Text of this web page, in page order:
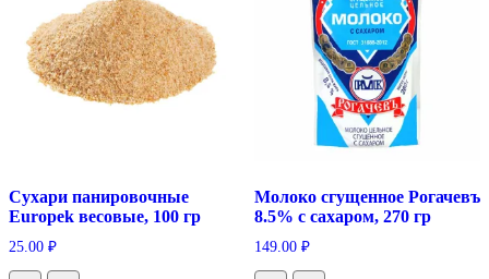
Сухари панировочные
Europek весовые, 100 гр
25.00 ₽
Молоко сгущенное Рогачевъ
8.5% с сахаром, 270 гр
149.00 ₽